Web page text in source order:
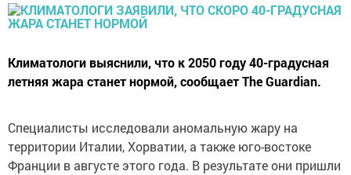
Климатологи выяснили, что к 2050 году 40-градусная
летняя жара станет нормой, сообщает The Guardian.
Специалисты исследовали аномальную жару на
территории Италии, Хорватии, а также юго-востоке
Франции в августе этого года. В результате они пришли